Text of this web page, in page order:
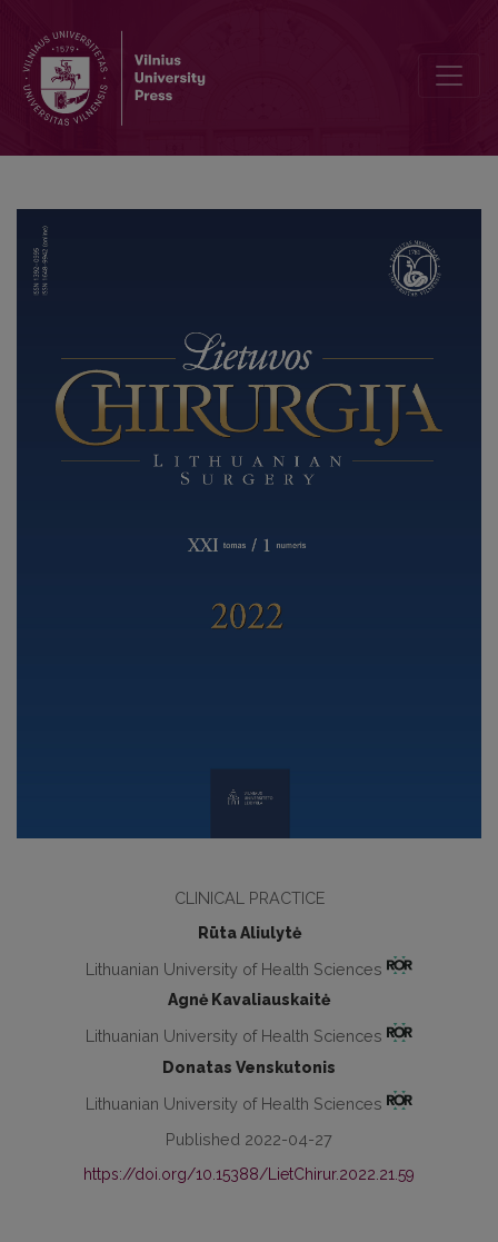
CLINICAL PRACTICE
Rūta Aliulytė
Lithuanian University of Health Sciences
Agnė Kavaliauskaitė
Lithuanian University of Health Sciences
Donatas Venskutonis
Lithuanian University of Health Sciences
Published 2022-04-27
https://doi.org/10.15388/LietChirur.2022.21.59